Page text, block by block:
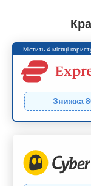
Містить 4 місяці
Знижка